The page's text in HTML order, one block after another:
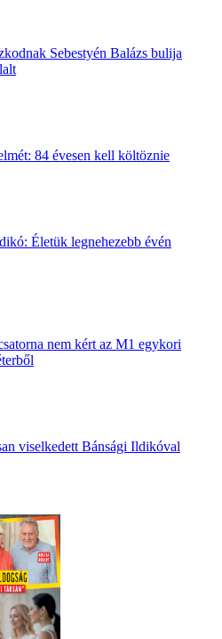
Sebestyén Balázs bulija
84 évesen kell költöznie
Életük legnehezebb évén
nem kért az M1 egykori
viselkedett Bánsági Ildikóval